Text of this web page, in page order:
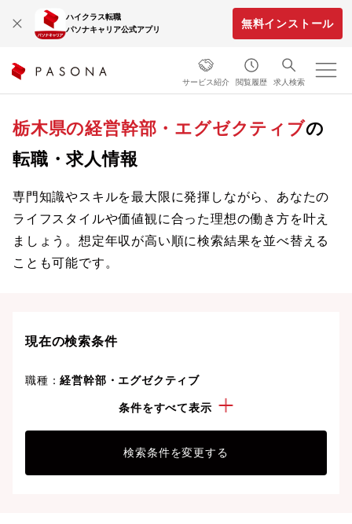
ハイクラス転職
パソナキャリア公式アプリ
無料インストール
サービス紹介 閲覧履歴 求人検索
栃木県の経営幹部・エグゼクティブの
転職・求人情報
専門知識やスキルを最大限に発揮しながら、あなたの
ライフスタイルや価値観に合った理想の働き方を叶え
ましょう。想定年収が高い順に検索結果を並べ替える
ことも可能です。
現在の検索条件
職種：経営幹部・エグゼクティブ
条件をすべて表示
検索条件を変更する